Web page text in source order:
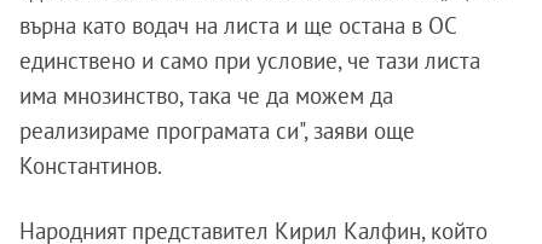
върна като водач на листа и ще остана в ОС
единствено и само при условие, че тази листа
има мнозинство, така че да можем да
реализираме програмата си", заяви още
Константинов.
Народният представител Кирил Калфин, който